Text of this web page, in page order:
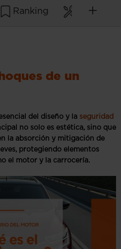
Ranking
de un
del diseño y la seguridad
no solo es estética, sino que
la absorción y mitigación de
protegiendo elementos
el motor y la carrocería.